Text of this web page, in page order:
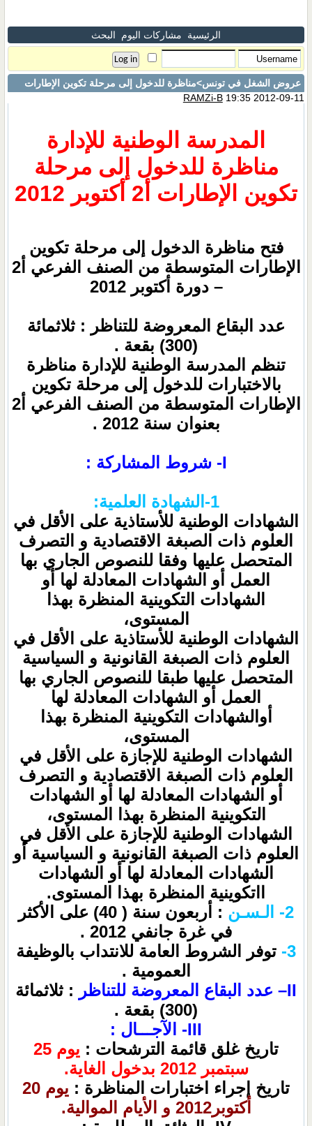
الرئيسية مشاركات اليوم البحث
عروض الشغل في تونس>مناظرة للدخول إلى مرحلة تكوين الإطارات
RAMZi-B19:35 2012-09-11
المدرسة الوطنية للإدارة
مناظرة للدخول إلى مرحلة
تكوين الإطارات أ2 أكتوبر ‏2012
فتح مناظرة الدخول إلى مرحلة تكوين
الإطارات المتوسطة من الصنف الفرعي أ2
– دورة أكتوبر ‏2012
عدد البقاع المعروضة للتناظر : ثلاثمائة
(300) بقعة .
تنظم المدرسة الوطنية للإدارة مناظرة
بالاختبارات للدخول إلى مرحلة تكوين
الإطارات المتوسطة من الصنف الفرعي أ2
بعنوان سنة ‏2012 .
I- شروط المشاركة :
1-الشهادة العلمية:
الشهادات الوطنية للأستاذية على الأقل في
العلوم ذات الصبغة الاقتصادية و التصرف
المتحصل عليها وفقا للنصوص الجاري بها
العمل أو الشهادات المعادلة لها أو
الشهادات التكوينية المنظرة بهذا
المستوى،
الشهادات الوطنية للأستاذية على الأقل في
العلوم ذات الصبغة القانونية و السياسية
المتحصل عليها طبقا للنصوص الجاري بها
العمل أو الشهادات المعادلة لها
أوالشهادات التكوينية المنظرة بهذا
المستوى،
الشهادات الوطنية للإجازة على الأقل في
العلوم ذات الصبغة الاقتصادية و التصرف
أو الشهادات المعادلة لها أو الشهادات
التكوينية المنظرة بهذا المستوى،
الشهادات الوطنية للإجازة على الأقل في
العلوم ذات الصبغة القانونية و السياسية أو
الشهادات المعادلة لها أو الشهادات
ااتكوينية المنظرة بهذا المستوى.
2- الـسـن
: أربعون سنة ( 40) على الأكثر
في غرة جانفي 2012 .
3- توفر الشروط العامة للانتداب بالوظيفة
العمومية .
II– عدد البقاع المعروضة للتناظر
: ثلاثمائة
(300) بقعة .
III- الآجـــال :
تاريخ غلق قائمة الترشحات :
يوم 25
سبتمبر 2012 بدخول الغاية.
تاريخ إجراء اختبارات المناظرة :
يوم 20
أكتوبر2012 و الأيام الموالية.